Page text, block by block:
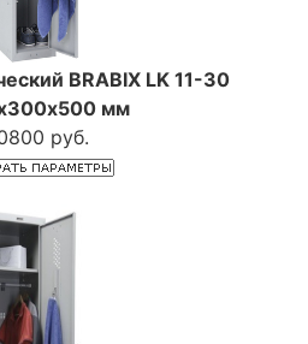
BRABIX LK 11-30
мм
руб.